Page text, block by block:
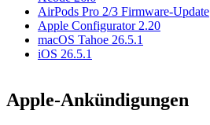
AirPods Pro 2/3 Firmware-Update
Apple Configurator 2.20
macOS Tahoe 26.5.1
iOS 26.5.1
Apple-Ankündigungen